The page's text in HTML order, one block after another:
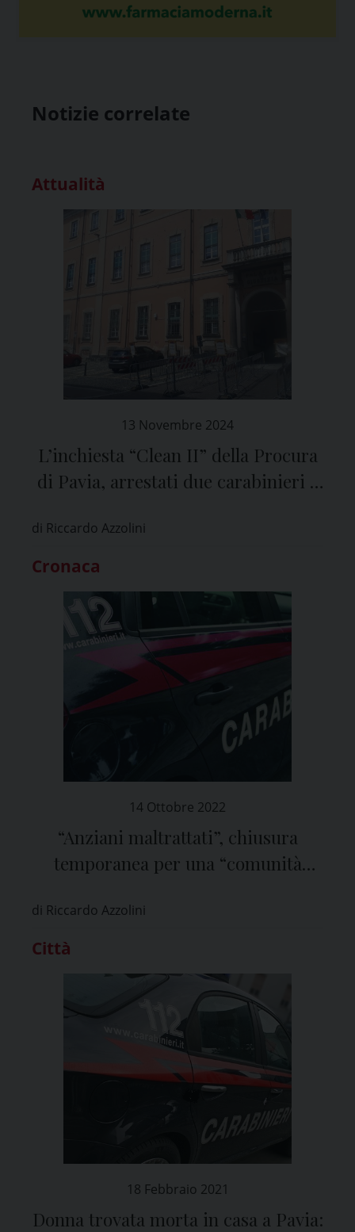
Notizie correlate
Attualità
13 Novembre 2024
L’inchiesta “Clean II” della Procura
di Pavia, arrestati due carabinieri e
di Riccardo Azzolini
Cronaca
14 Ottobre 2022
“Anziani maltrattati”, chiusura
temporanea per una “comunità
di Riccardo Azzolini
Città
18 Febbraio 2021
Donna trovata morta in casa a Pavia: